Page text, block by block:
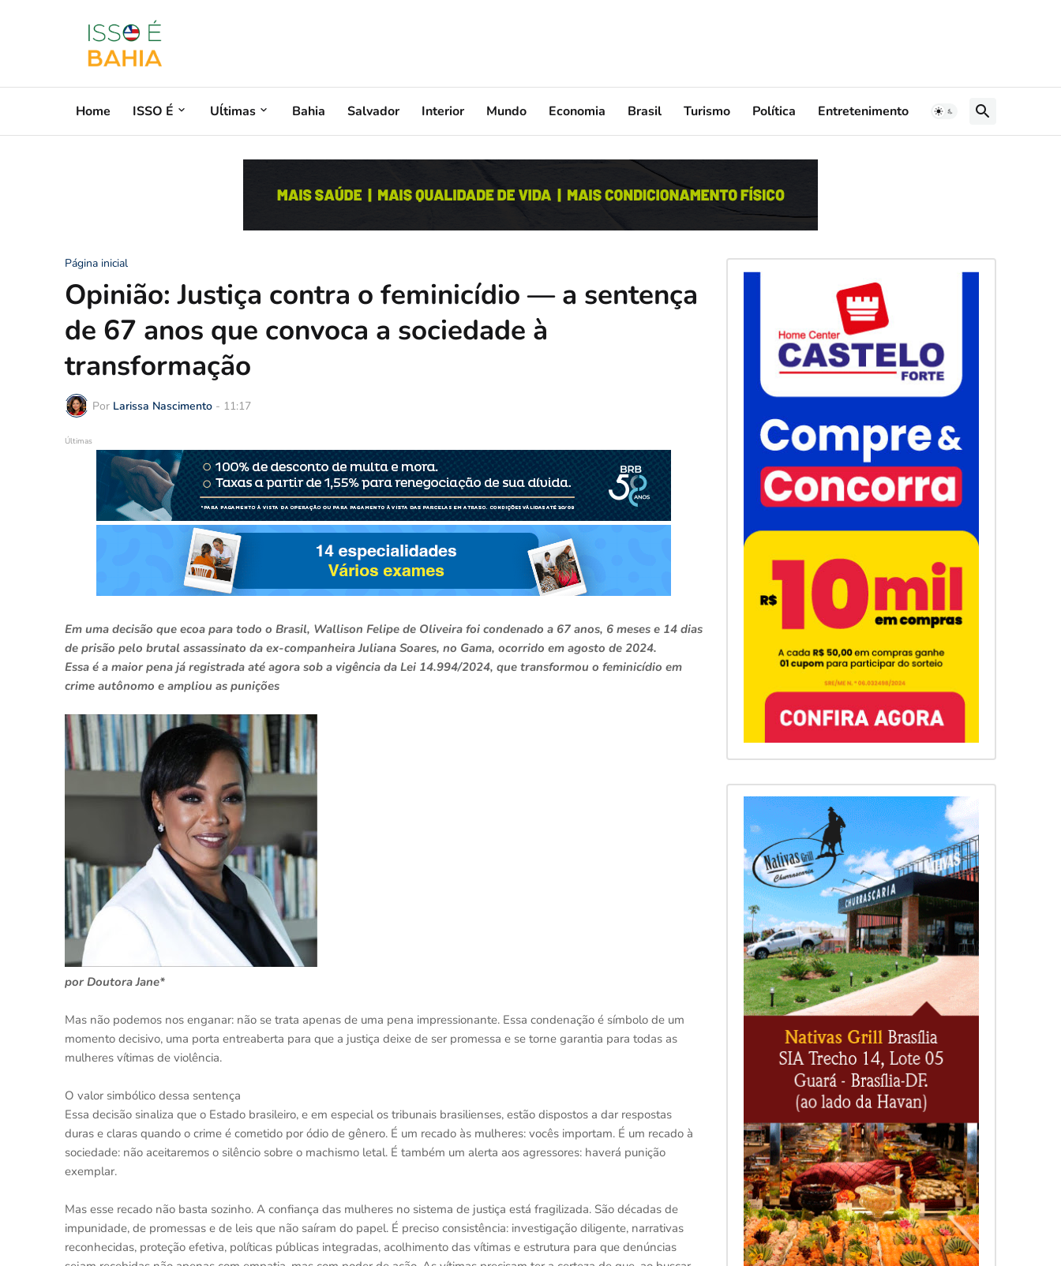
Home ISSO É Uĺtimas Bahia Salvador Interior Mundo Economia Brasil Turismo Política Entretenimento
Página inicial
Opinião: Justiça contra o feminicídio — a sentença
de 67 anos que convoca a sociedade à
transformação
Por Larissa Nascimento - 11:17
Últimas
Em uma decisão que ecoa para todo o Brasil, Wallison Felipe de Oliveira foi condenado a 67 anos, 6 meses e 14 dias
de prisão pelo brutal assassinato da ex-companheira Juliana Soares, no Gama, ocorrido em agosto de 2024.
Essa é a maior pena já registrada até agora sob a vigência da Lei 14.994/2024, que transformou o feminicídio em
crime autônomo e ampliou as punições
por Doutora Jane*
Mas não podemos nos enganar: não se trata apenas de uma pena impressionante. Essa condenação é símbolo de um
momento decisivo, uma porta entreaberta para que a justiça deixe de ser promessa e se torne garantia para todas as
mulheres vítimas de violência.
O valor simbólico dessa sentença
Essa decisão sinaliza que o Estado brasileiro, e em especial os tribunais brasilienses, estão dispostos a dar respostas
duras e claras quando o crime é cometido por ódio de gênero. É um recado às mulheres: vocês importam. É um recado à
sociedade: não aceitaremos o silêncio sobre o machismo letal. É também um alerta aos agressores: haverá punição
exemplar.
Mas esse recado não basta sozinho. A confiança das mulheres no sistema de justiça está fragilizada. São décadas de
impunidade, de promessas e de leis que não saíram do papel. É preciso consistência: investigação diligente, narrativas
reconhecidas, proteção efetiva, políticas públicas integradas, acolhimento das vítimas e estrutura para que denúncias